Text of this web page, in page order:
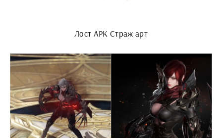
Лост АРК Страж арт